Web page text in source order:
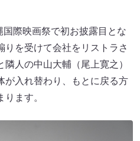
国際映画祭で初お披露目とな
りを受けて会社をリストラさ
人の中山大輔（尾上寛之）
が入れ替わり、もとに戻る方
ます。